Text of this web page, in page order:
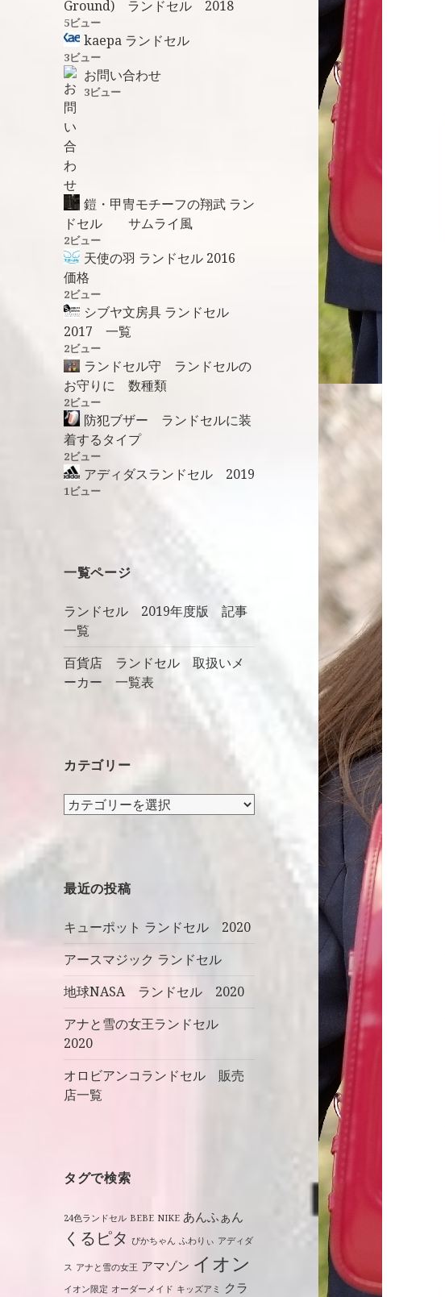
Ground) ランドセル 2018
5ビュー
kaepa ランドセル
3ビュー
お問い合わせ
3ビュー
鎧・甲冑モチーフの翔武 ラン
ドセル サムライ風
2ビュー
天使の羽 ランドセル 2016
価格
2ビュー
シブヤ文房具 ランドセル
2017 一覧
2ビュー
ランドセル守 ランドセルの
お守りに 数種類
2ビュー
防犯ブザー ランドセルに装
着するタイプ
2ビュー
アディダスランドセル 2019
1ビュー
一覧ページ
ランドセル 2019年度版 記事
一覧
百貨店 ランドセル 取扱いメ
ーカー 一覧表
カテゴリー
カ
ー
最近の投稿
キューポット ランドセル 2020
アースマジック ランドセル
地球NASA ランドセル 2020
アナと雪の女王ランドセル
2020
オロビアンコランドセル 販売
店一覧
タグで検索
24色ランドセル BEBE NIKE あんふぁん
くるピタ ぴかちゃん ふわりぃ アディダ
ス アナと雪の女王 アマゾン イオン
イオン限定 オーダーメイド キッズアミ
クラ